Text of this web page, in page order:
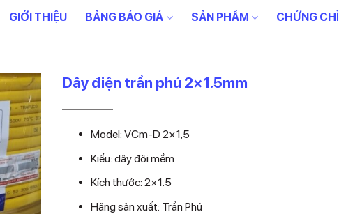
GIỚI THIỆU BẢNG BÁO GIÁ SẢN PHẨM CHỨNG CHỈ
Dây điện trần phú 2×1.5mm
16.434
là:
16.434₫.
Model: VCm-D 2×1,5
Kiểu: dây đôi mềm
Kích thước: 2×1.5
Hãng sản xuất: Trần Phú